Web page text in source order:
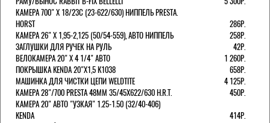
КАМЕРА 700" Х 18/23C (23-622/630) НИППЕЛЬ PRESTA.
HORST
286Р.
КАМЕРА 26" X 1,95-2,125 (50/54-559), АВТО НИППЕЛЬ
258Р.
ЗАГЛУШКИ ДЛЯ РУЧЕК НА РУЛЬ
42Р.
ВЕЛОКАМЕРА 20" Х 4 1/4" АВТО
1 260Р.
ПОКРЫШКА KENDA 20"Х1,5 K1038
658Р.
МАШИНКА ДЛЯ ЧИСТКИ ЦЕПИ WELDTITE
4 125Р.
КАМЕРА 28"/700 PRESTA 48ММ 35/45Х622/630 H.R.T.
450Р.
КАМЕРА 20" АВТО "УЗКАЯ" 1.25-1.50 (32/40-406)
KENDA
414Р.